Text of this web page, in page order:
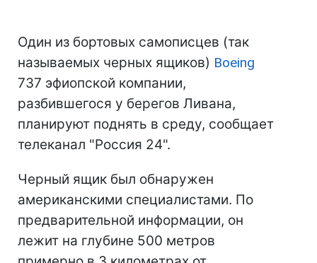
Один из бортовых самописцев (так
называемых черных ящиков) Boeing
737 эфиопской компании,
разбившегося у берегов Ливана,
планируют поднять в среду, сообщает
телеканал "Россия 24".
Черный ящик был обнаружен
американскими специалистами. По
предварительной информации, он
лежит на глубине 500 метров